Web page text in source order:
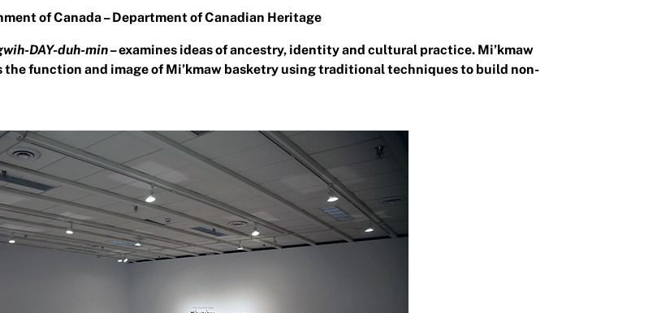
of Canada – Department of Canadian Heritage
DAY-duh-min– examines ideas of ancestry, identity and cultural practice. Mi’kmaw
function and image of Mi’kmaw basketry using traditional techniques to build non-